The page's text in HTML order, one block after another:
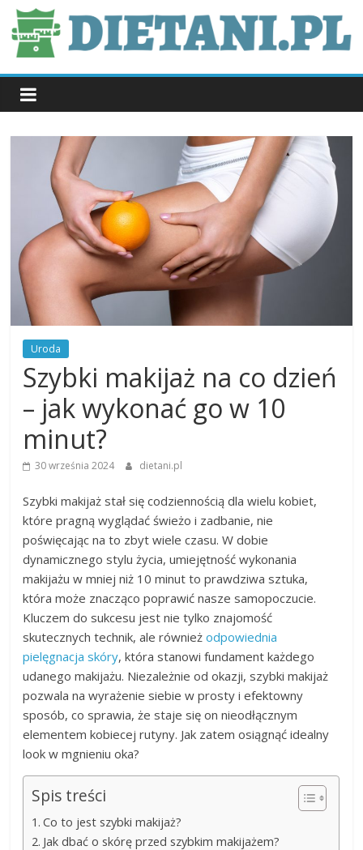
Skip
to
content
dietani.pl
Uroda
Szybki makijaż na co dzień
– jak wykonać go w 10
minut?
30 września 2024 dietani.pl
Szybki makijaż stał się codziennością dla wielu kobiet,
które pragną wyglądać świeżo i zadbanie, nie
poświęcając na to zbyt wiele czasu. W dobie
dynamicznego stylu życia, umiejętność wykonania
makijażu w mniej niż 10 minut to prawdziwa sztuka,
która może znacząco poprawić nasze samopoczucie.
Kluczem do sukcesu jest nie tylko znajomość
skutecznych technik, ale równieżodpowiednia
pielęgnacja skóry, która stanowi fundament każdego
udanego makijażu. Niezależnie od okazji, szybki makijaż
pozwala na wyrażenie siebie w prosty i efektowny
sposób, co sprawia, że staje się on nieodłącznym
elementem kobiecej rutyny. Jak zatem osiągnąć idealny
look w mgnieniu oka?
Spis treści
Co to jest szybki makijaż?
Jak dbać o skórę przed szybkim makijażem?